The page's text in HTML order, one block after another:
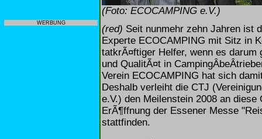
WERBUNG
(Foto: ECOCAMPING e.V.)
(red) Seit nunmehr zehn Jahren ist
Experte ECOCAMPING mit Sitz in
tatkrÃ¤ftiger Helfer, wenn es
und QualitÃ¤t in
Verein ECOCAMPING hat sich
Deshalb verleiht die CTJ
e.V.) den Meilenstein 2008 an
ErÃ¶ffnung der Essener Messe
stattfinden.